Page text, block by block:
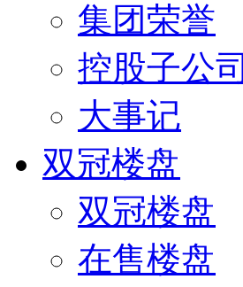
集团荣誉
控股子公司
大事记
双冠楼盘
双冠楼盘
在售楼盘